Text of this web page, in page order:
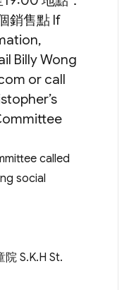
銷售點 If
Billy Wong
or call
called
social
S.K.H St.